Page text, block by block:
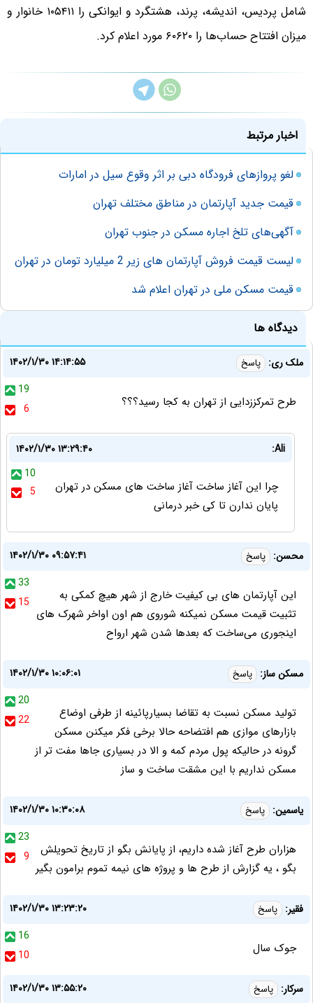
شامل پردیس، اندیشه، پرند، هشتگرد و ایوانکی را ۱۰۵۴۱۱ خانوار و
میزان افتتاح حساب‌ها را ۶۰۶۲۰ مورد اعلام کرد.
اخبار مرتبط
لغو پروازهای فرودگاه دبی بر اثر وقوع سیل‌ در امارات
قیمت جدید آپارتمان در مناطق مختلف تهران
آگهی‌های تلخ اجاره مسکن در جنوب تهران
لیست قیمت فروش آپارتمان های زیر 2 میلیارد تومان در تهران
قیمت مسکن ملی در تهران اعلام شد
دیدگاه ها
ملک ری: پاسخ
۱۴۰۲/۱/۳۰ ۱۴:۱۴:۵۵
19
6
طرح تمرکززدایی از تهران به کجا رسید؟؟؟
Ali:
۱۴۰۲/۱/۳۰ ۱۳:۲۹:۴۰
10
5
چرا این آغاز ساخت آغاز ساخت های مسکن در تهران
پایان ندارن تا کی خبر درمانی
محسن: پاسخ
۱۴۰۲/۱/۳۰ ۰۹:۵۷:۴۱
33
15
این آپارتمان های بی کیفیت خارج از شهر هیچ کمکی به
تثبیت قیمت مسکن نمیکنه شوروی هم اون اواخر شهرک های
اینجوری می‌ساخت که بعدها شدن شهر ارواح
مسکن ساز: پاسخ
۱۴۰۲/۱/۳۰ ۱۰:۰۶:۰۱
20
22
تولید مسکن نسبت به تقاضا بسیارپائینه از طرفی اوضاع
بازارهای موازی هم افتضاحه حالا برخی فکر میکنن مسکن
گرونه در حالیکه پول مردم کمه و الا در بسیاری جاها مفت تر از
مسکن نداریم با این مشقت ساخت و ساز
یاسمین: پاسخ
۱۴۰۲/۱/۳۰ ۱۰:۳۰:۰۸
23
9
هزاران طرح آغاز شده داریم، از پایانش بگو از تاریخ تحویلش
بگو ، یه گزارش از طرح ها و پروژه های نیمه تموم برامون بگیر
فقیر: پاسخ
۱۴۰۲/۱/۳۰ ۱۳:۲۳:۲۰
16
10
جوک سال
سركار: پاسخ ۱۴۰۲/۱/۳۰ ۱۳:۵۵:۲۰